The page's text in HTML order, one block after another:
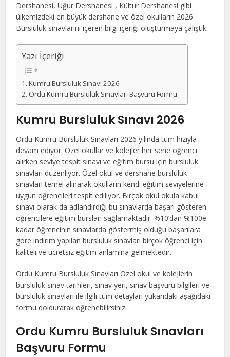
Dershanesi, Uğur Dershanesi , Kültür Dershanesi gibi
ülkemizdeki en büyük dershane ve özel okulların 2026
Bursluluk sınavlarını içeren bilgi içeriği oluşturmaya çalıştık.
Yazı İçeriği
Kumru Bursluluk Sınavı 2026
Ordu Kumru Bursluluk Sınavları Başvuru Formu
Kumru Bursluluk Sınavı 2026
Ordu Kumru Bursluluk Sınavları 2026 yılında tüm hızıyla
devam ediyor. Özel okullar ve kolejler her sene öğrenci
alırken seviye tespit sınavı ve eğitim bursu için bursluluk
sınavları düzenliyor. Özel okul ve dershane bursluluk
sınavları temel alınarak okulların kendi eğitim seviyelerine
uygun öğrencileri tespit ediliyor. Birçok okul okula kabul
sınavı olarak da adlandırdığı bu sınavlarda başarı gösteren
öğrencilere eğitim bursları sağlamaktadır. %10’dan %100e
kadar öğrencinin sınavlarda göstermiş olduğu başarılara
göre indirim yapılan bursluluk sınavları birçok öğrenci için
kaliteli ve ücretsiz eğitim anlamına gelmektedir.
Ordu Kumru Bursluluk Sınavları Özel okul ve kolejlerin
bursluluk sınav tarihleri, sınav yeri, sınav başvuru bilgileri ve
bursluluk sınavları ile ilgili tüm detayları yukarıdaki aşağıdaki
formu doldurarak öğrenebilirsiniz.
Ordu Kumru Bursluluk Sınavları
Başvuru Formu